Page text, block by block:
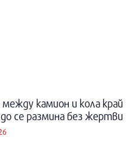
камион и кола край
се размина без жертви